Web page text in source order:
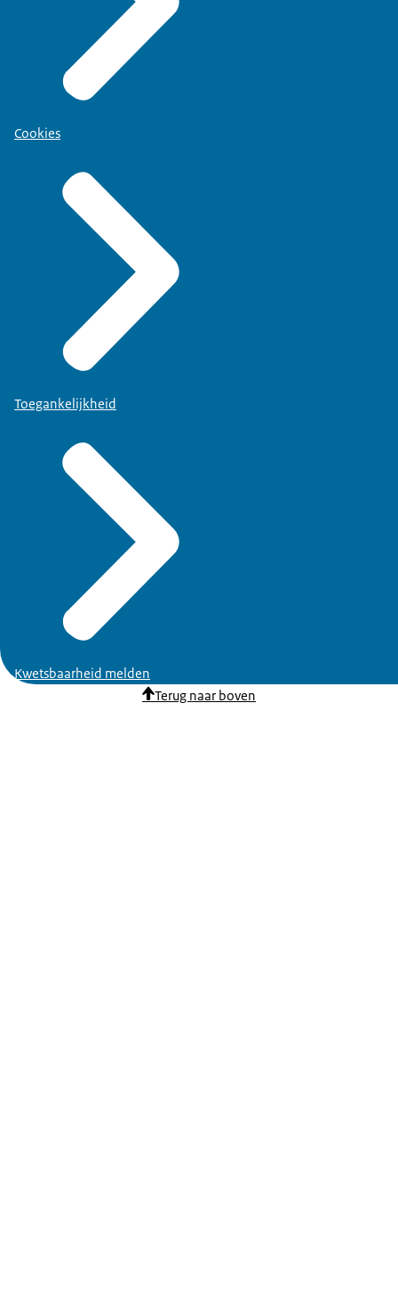
Cookies
Toegankelijkheid
Kwetsbaarheid melden
Terug naar boven